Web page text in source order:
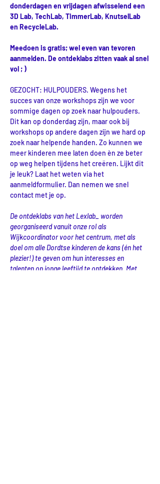
donderdagen en vrijdagen afwisselend een
3D Lab, TechLab, TimmerLab, KnutselLab
en RecycleLab.
Meedoen is gratis; wel even van tevoren
aanmelden. De ontdeklabs zitten vaak al snel
vol ; )
GEZOCHT: HULPOUDERS. Wegens het
succes van onze workshops zijn we voor
sommige dagen op zoek naar hulpouders.
Dit kan op donderdag zijn, maar ook bij
workshops op andere dagen zijn we hard op
zoek naar helpende handen. Zo kunnen we
meer kinderen mee laten doen èn ze beter
op weg helpen tijdens het creëren. Lijkt dit
je leuk? Laat het weten via het
aanmeldformulier. Dan nemen we snel
contact met je op.
De ontdeklabs van het Lexlab_ worden
georganiseerd vanuit onze rol als
Wijkcoordinator voor het centrum, met als
doel om alle Dordtse kinderen de kans (én het
plezier!) te geven om hun interesses en
talenten op jonge leeftijd te ontdekken. Met